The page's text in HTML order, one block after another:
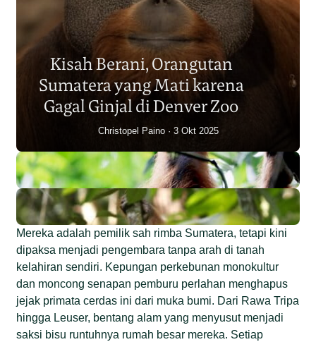
Populasi Orangutan
Sumatera Berkurang 2.700
Individu dalam Satu Dekade?
Junaidi Hanafiah 14 Jul 2026
Kisah Berani, Orangutan
Sumatera yang Mati karena
Gagal Ginjal di Denver Zoo
Christopel Paino 3 Okt 2025
Mereka adalah pemilik sah rimba Sumatera, tetapi kini
dipaksa menjadi pengembara tanpa arah di tanah
kelahiran sendiri. Kepungan perkebunan monokultur
dan moncong senapan pemburu perlahan menghapus
jejak primata cerdas ini dari muka bumi. Dari Rawa Tripa
hingga Leuser, bentang alam yang menyusut menjadi
saksi bisu runtuhnya rumah besar mereka. Setiap